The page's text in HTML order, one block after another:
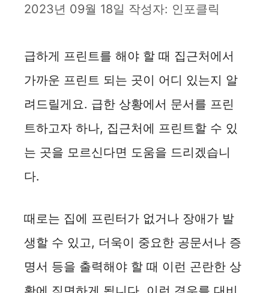
2023년 09월 18일 작성자: 인포클릭
급하게 프린트를 해야 할 때 집근처에서
가까운 프린트 되는 곳이 어디 있는지 알
려드릴게요. 급한 상황에서 문서를 프린
트하고자 하나, 집근처에 프린트할 수 있
는 곳을 모르신다면 도움을 드리겠습니
다.
때로는 집에 프린터가 없거나 장애가 발
생할 수 있고, 더욱이 중요한 공문서나 증
명서 등을 출력해야 할 때 이런 곤란한 상